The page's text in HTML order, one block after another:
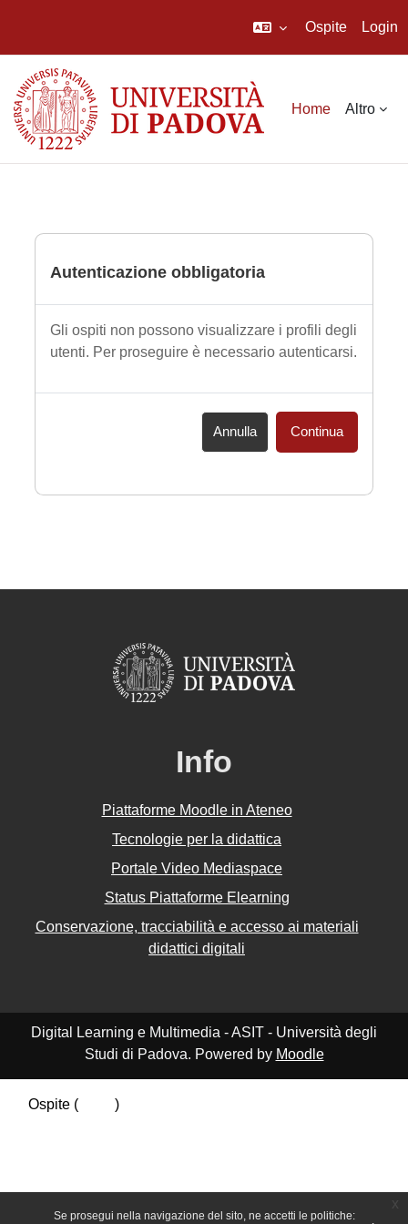
Se prosegui nella navigazione del sito, ne accetti le politiche:
Ospite Login
Home Altro
Autenticazione obbligatoria
Gli ospiti non possono visualizzare i profili degli
utenti. Per proseguire è necessario autenticarsi.
Annulla Continua
Info
Piattaforme Moodle in Ateneo
Tecnologie per la didattica
Portale Video Mediaspace
Status Piattaforme Elearning
Conservazione, tracciabilità e accesso ai materiali
didattici digitali
Digital Learning e Multimedia - ASIT - Università degli
Studi di Padova. Powered by Moodle
Ospite (
)